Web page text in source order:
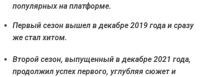
популярных на платформе.
Первый сезон вышел в декабре 2019 года и сразу
же стал хитом.
Второй сезон, выпущенный в декабре 2021 года,
продолжил успех первого, углубляя сюжет и